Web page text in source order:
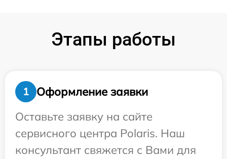
Этапы работы
1
Оформление заявки
Оставьте заявку на сайте
сервисного центра Polaris. Наш
консультант свяжется с Вами для